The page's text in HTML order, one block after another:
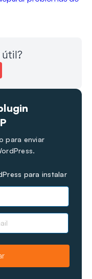
de 2023
para enviar
para instalar